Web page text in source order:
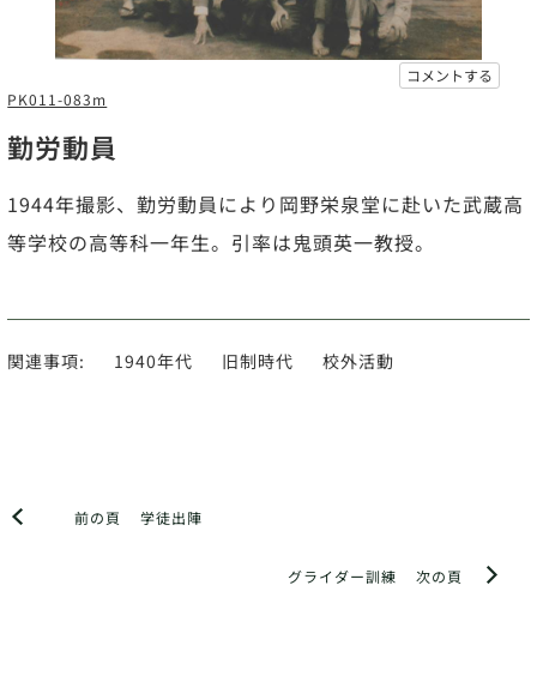
コメントする
PK011-083m
勤労動員
1944年撮影、勤労動員により岡野栄泉堂に赴いた武蔵高
等学校の高等科一年生。引率は鬼頭英一教授。
関連事項: 1940年代 旧制時代 校外活動
前の頁 学徒出陣
次の頁
グライダー訓練